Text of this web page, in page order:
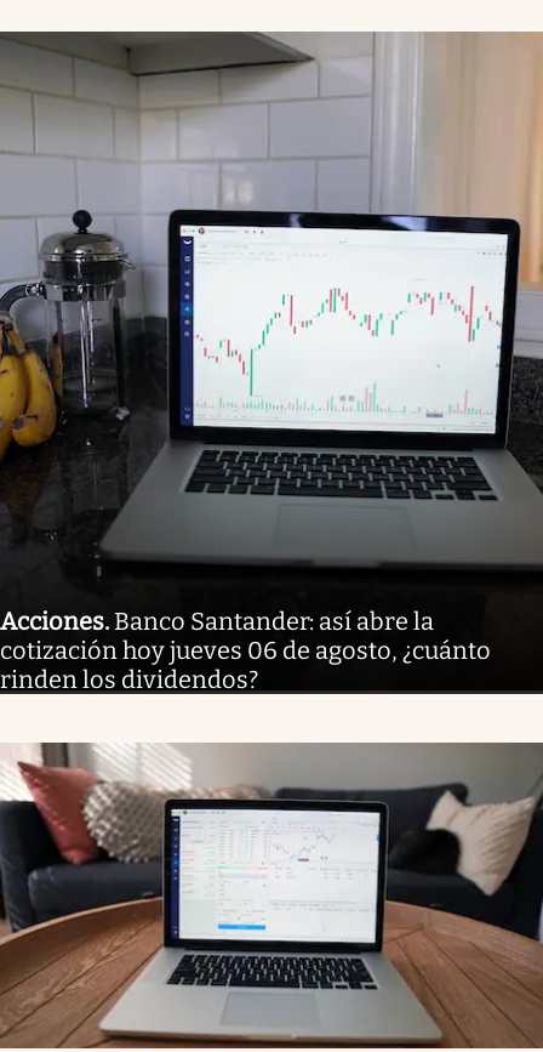
Acciones. Banco Santander: así abre la
cotización hoy jueves 06 de agosto, ¿cuánto
rinden los dividendos?